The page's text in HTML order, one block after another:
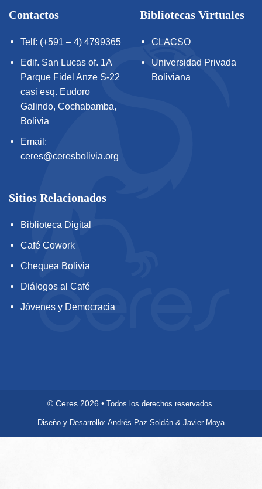
Contactos
Telf: (+591 – 4) 4799365
Edif. San Lucas of. 1A
Parque Fidel Anze S-22
casi esq. Eudoro
Galindo, Cochabamba,
Bolivia
Email:
ceres@ceresbolivia.org
Bibliotecas Virtuales
CLACSO
Universidad Privada
Boliviana
Sitios Relacionados
Biblioteca Digital
Café Cowork
Chequea Bolivia
Diálogos al Café
Jóvenes y Democracia
© Ceres 2026 • Todos los derechos reservados.
Diseño y Desarrollo: Andrés Paz Soldán & Javier Moya